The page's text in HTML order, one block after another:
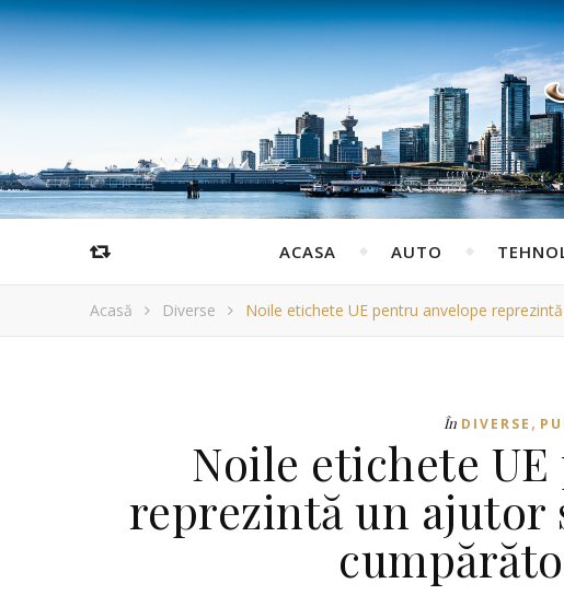
ACASA AUTO
Acasă Diverse Noile etichete UE pentru anvelope
În DIVERSE ,
Noile etichete
reprezintă un